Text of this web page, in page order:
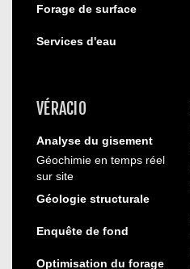
Forage de surface
Services d'eau
VÉRACIO
Analyse du gisement
Géochimie en temps réel
sur site
Géologie structurale
Enquête de fond
Optimisation du forage